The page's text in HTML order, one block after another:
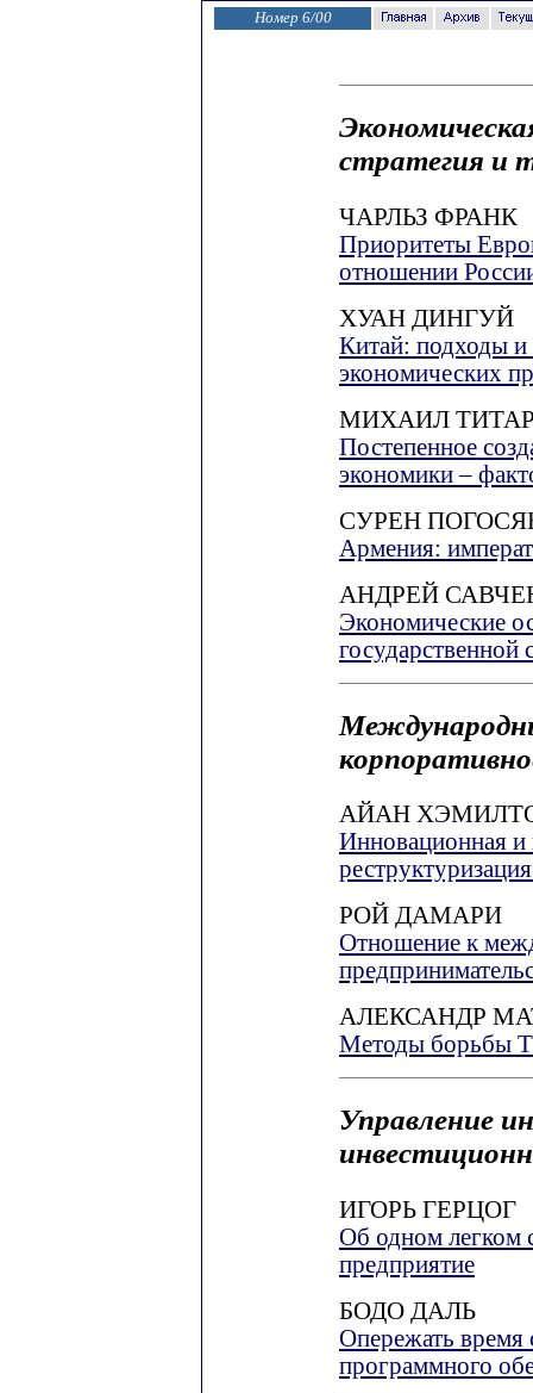
Номер 6/00
стратегия и
ЧАРЛЬЗ ФРАНК
Приоритеты
отношении
ХУАН ДИНГУЙ
Китай: подходы и
экономических
МИХАИЛ
Постепенное
экономики –
СУРЕН
Армения:
АНДРЕЙ
Экономические
государственной
АЙАН
Инновационная и
РОЙ ДАМАРИ
Отношение к
АЛЕКСАНДР
Методы борьбы
Управление
ИГОРЬ ГЕРЦОГ
Об одном легком
предприятие
БОДО ДАЛЬ
Опережать
программного